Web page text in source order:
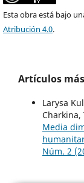
Esta obra está bajo
Atribución 4.0.
Artículos
Larysa
Charkina,
Media
Núm. 2